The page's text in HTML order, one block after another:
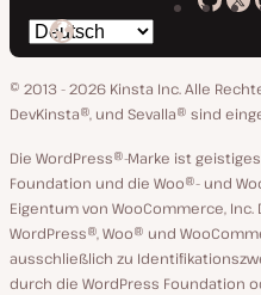
X
Spräche
ändern
© 2013 - 2026 Kinsta Inc. Alle
DevKinsta®, und Sevalla® sind
Die WordPress®-Marke ist
Foundation und die Woo®- und
Eigentum von WooCommerce,
WordPress®, Woo® und
ausschließlich zu
durch die WordPress Foundation